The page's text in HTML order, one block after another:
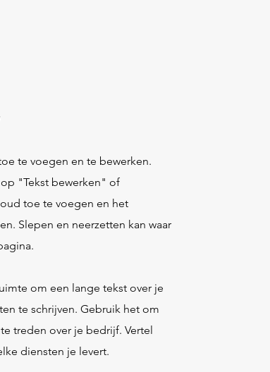
te voegen en te bewerken.
"Tekst bewerken" of
toe te voegen en het
Slepen en neerzetten kan waar
om een lange tekst over je
te schrijven. Gebruik het om
treden over je bedrijf. Vertel
diensten je levert.